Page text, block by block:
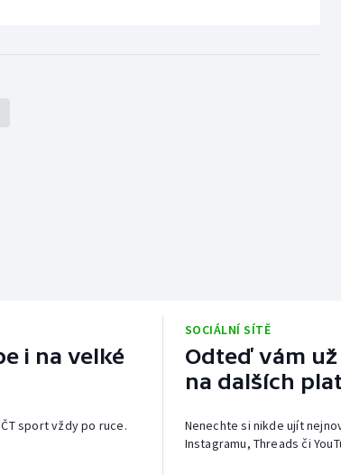
i na velké
sport vždy po ruce.
SOCIÁLNÍ SÍTĚ
Odteď vám
na dalších
Nenechte si nikde ujít
Instagramu, Threads či